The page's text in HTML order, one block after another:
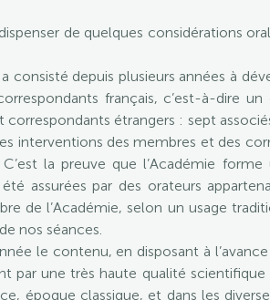
de quelques considérations
depuis plusieurs années à
français, c’est-à-dire
étrangers : sept
interventions des membres et des
la preuve que l’Académie
assurées par des orateurs
de l’Académie, selon un usage
nos séances.
le contenu, en disposant à
par une très haute qualité
époque classique, et dans les